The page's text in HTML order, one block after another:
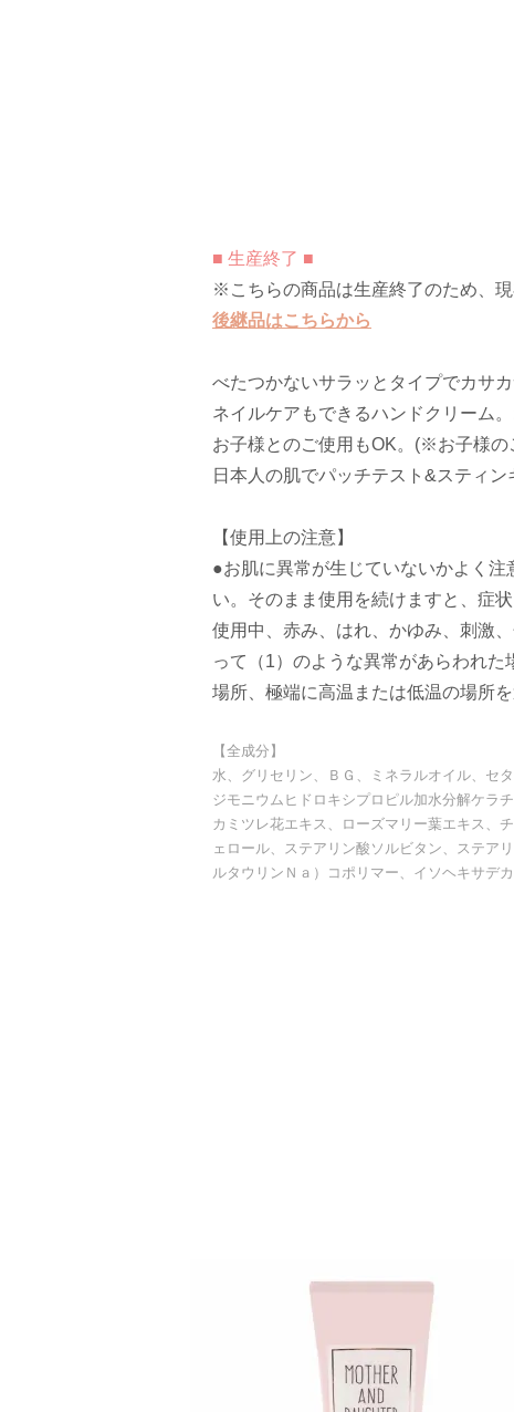
■ 生産終了 ■
※こちらの商品は生産終了のため、現
後継品はこちらから
べたつかないサラッとタイプでカサ
ネイルケアもできるハンドクリーム
お子様とのご使用もOK。(※お子様
日本人の肌でパッチテスト&スティ
【使用上の注意】
●お肌に異常が生じていないかよく
い。そのまま使用を続けますと、症
使用中、赤み、はれ、かゆみ、刺激
って（1）のような異常があらわれ
場所、極端に高温または低温の場所
【全成分】
水、グリセリン、ＢＧ、ミネラルオイル、セ
ジモニウムヒドロキシプロピル加水分解ケラ
カミツレ花エキス、ローズマリー葉エキス、
ェロール、ステアリン酸ソルビタン、ステア
ルタウリンＮａ）コポリマー、イソヘキサデ